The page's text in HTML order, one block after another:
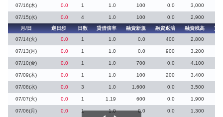
07/16(木) 0.0 1 1.0 100 0.0 3,000
07/15(水) 0.0 4 1.0 100 0.0
2,900
月/日
逆日歩 日数 貸借倍率 融資新規 融資返済 融資残高
貸
07/14(火)
0.0 1 1.0 0.0 400 2,800
07/13(月) 0.0 1 1.0 0.0 900 3,200
07/10(金) 0.0 1 1.0 700 0.0 4,100
07/09(木) 0.0 1 1.0 100 200 3,400
07/08(水) 0.0 3 1.0 1,600 0.0 3,500
07/07(火) 0.0 1 1.19 600 0.0 1,900
07/06(月) 0.0 1 1.0 0.0 0.0 1,300